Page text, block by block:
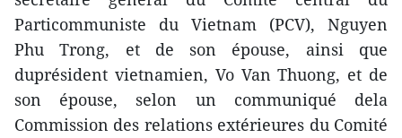
Particommuniste du Vietnam (PCV), Nguyen
Phu Trong, et de son épouse, ainsi que
duprésident vietnamien, Vo Van Thuong, et de
son épouse, selon un communiqué dela
Commission des relations extérieures du Comité